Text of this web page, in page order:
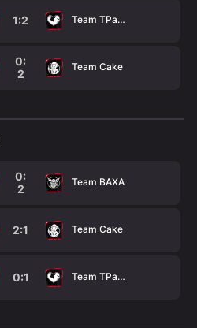
1:2 Team TPaBoMaH
0:
2
Team Cake
0:
2
Team BAXA
2:1 Team Cake
0:1 Team TPaBoMaH